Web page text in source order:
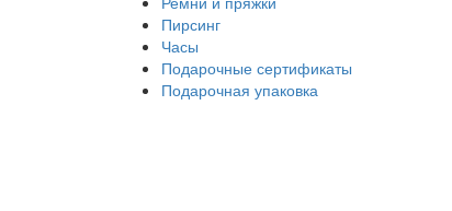
Пирсинг
Часы
Подарочные сертификаты
Подарочная упаковка